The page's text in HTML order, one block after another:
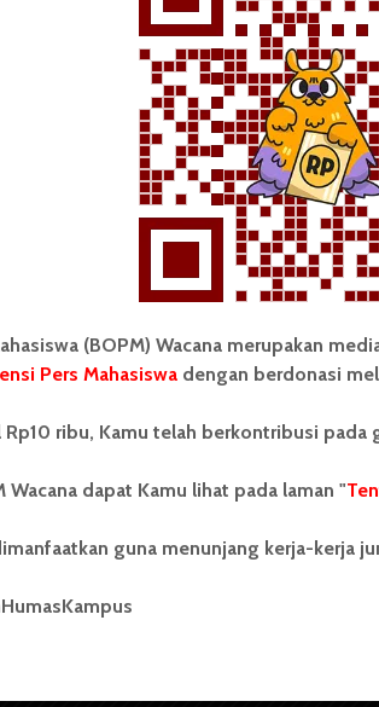
merupakan pers mahasiswa
mandiri oleh mahasiswa
Sumatera Utara (USU).
satu Unit Kegiatan Mahasiswa
nama Pers Mahasiswa SUARA
yang berdiri pada 1 Juli 1995.
(BOPM) Wacana merupakan
Pers Mahasiswadengan berdonasi
ribu, Kamu telah berkontribusi pada
dapat Kamu lihat pada laman "
guna menunjang kerja-kerja